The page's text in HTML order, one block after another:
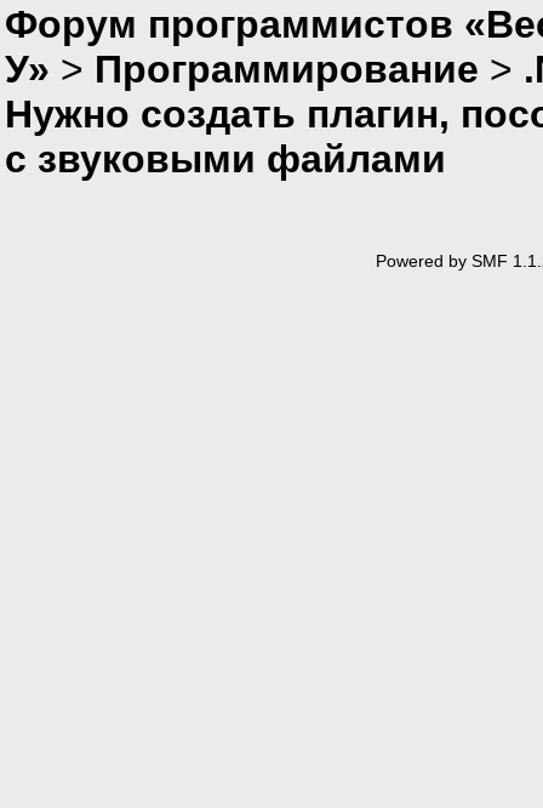
Форум программистов
У» > Программирование >
Нужно создать плагин,
с звуковыми файлами
Powered by SMF